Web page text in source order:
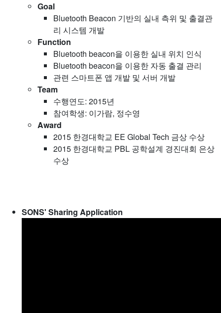
Goal
Bluetooth Beacon 기반의 실내 측위 및 출결관
리 시스템 개발
Function
Bluetooth beacon을 이용한 실내 위치 인식
Bluetooth beacon을 이용한 자동 출결 관리
관련 스마트폰 앱 개발 및 서버 개발
Team
수행연도: 2015년
참여학생: 이가람, 정수영
Award
2015 한경대학교 EE Global Tech 금상 수상
2015 한경대학교 PBL 공학설계 경진대회 은상
수상
SONS' Sharing Application